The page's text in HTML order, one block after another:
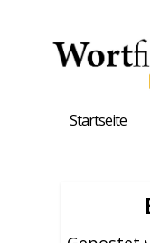
Startseite